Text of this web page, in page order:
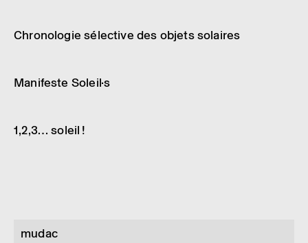
Chro­no­lo­gie sélec­tive des objets solaires
Mani­feste Soleil·s
1,2,3… soleil !
mudac